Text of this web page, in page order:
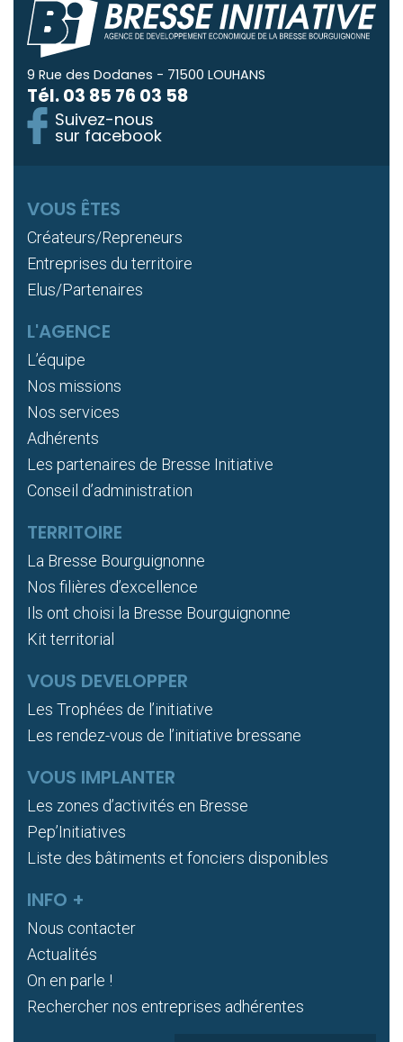
9 Rue des Dodanes - 71500 LOUHANS
Tél.03 85 76 03 58
Suivez-nous
sur facebook
VOUS ÊTES
Créateurs/Repreneurs
Entreprises du territoire
Elus/Partenaires
L'AGENCE
L’équipe
Nos missions
Nos services
Adhérents
Les partenaires de Bresse Initiative
Conseil d’administration
TERRITOIRE
La Bresse Bourguignonne
Nos filières d’excellence
Ils ont choisi la Bresse Bourguignonne
Kit territorial
VOUS DEVELOPPER
Les Trophées de l’initiative
Les rendez-vous de l’initiative bressane
VOUS IMPLANTER
Les zones d’activités en Bresse
Pep’Initiatives
Liste des bâtiments et fonciers disponibles
INFO +
Nous contacter
Actualités
On en parle !
Rechercher nos entreprises adhérentes